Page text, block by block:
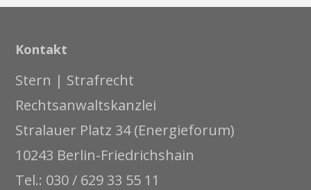
Kontakt
Stern | Strafrecht
Rechtsanwaltskanzlei
Stralauer Platz 34 (Energieforum)
10243 Berlin-Friedrichshain
Tel.: 030 / 629 33 55 11